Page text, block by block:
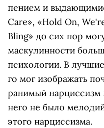
пением и
Care», «Hold On,
Bling» до сих пор
маскулинности
психологии. В
го мог изображать
ранимый нарциссизм
него не было
этого нарциссизма.